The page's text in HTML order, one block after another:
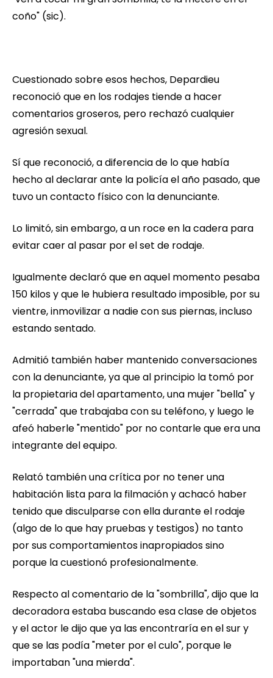
coño" (sic).
Cuestionado sobre esos hechos, Depardieu
reconoció que en los rodajes tiende a hacer
comentarios groseros, pero rechazó cualquier
agresión sexual.
Sí que reconoció, a diferencia de lo que había
hecho al declarar ante la policía el año pasado, que
tuvo un contacto físico con la denunciante.
Lo limitó, sin embargo, a un roce en la cadera para
evitar caer al pasar por el set de rodaje.
Igualmente declaró que en aquel momento pesaba
150 kilos y que le hubiera resultado imposible, por su
vientre, inmovilizar a nadie con sus piernas, incluso
estando sentado.
Admitió también haber mantenido conversaciones
con la denunciante, ya que al principio la tomó por
la propietaria del apartamento, una mujer "bella" y
"cerrada" que trabajaba con su teléfono, y luego le
afeó haberle "mentido" por no contarle que era una
integrante del equipo.
Relató también una crítica por no tener una
habitación lista para la filmación y achacó haber
tenido que disculparse con ella durante el rodaje
(algo de lo que hay pruebas y testigos) no tanto
por sus comportamientos inapropiados sino
porque la cuestionó profesionalmente.
Respecto al comentario de la "sombrilla", dijo que la
decoradora estaba buscando esa clase de objetos
y el actor le dijo que ya las encontraría en el sur y
que se las podía "meter por el culo", porque le
importaban "una mierda".